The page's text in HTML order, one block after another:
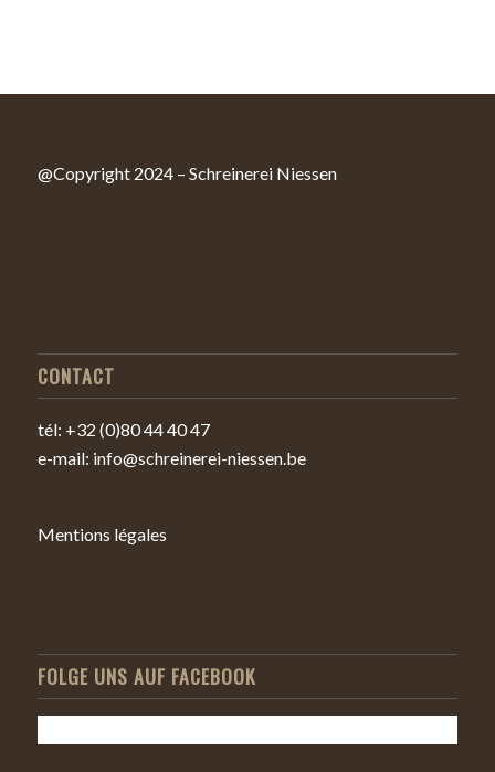
@Copyright 2024 – Schreinerei Niessen
CONTACT
tél: +32 (0)80 44 40 47
e-mail: info@schreinerei-niessen.be
Mentions légales
FOLGE UNS AUF FACEBOOK